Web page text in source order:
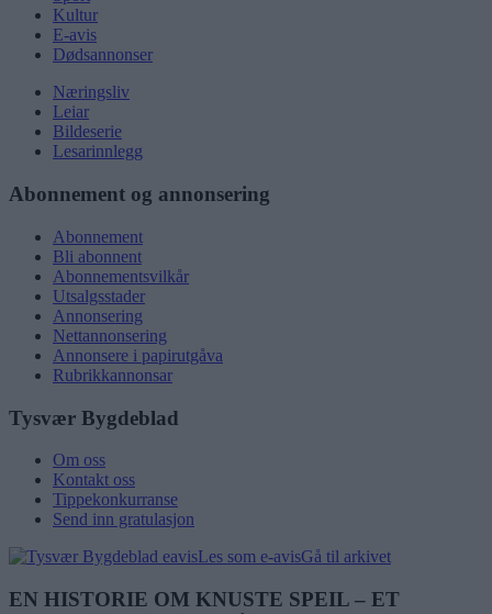
Kultur
E-avis
Dødsannonser
Næringsliv
Leiar
Bildeserie
Lesarinnlegg
Abonnement og annonsering
Abonnement
Bli abonnent
Abonnementsvilkår
Utsalgsstader
Annonsering
Nettannonsering
Annonsere i papirutgåva
Rubrikkannonsar
Tysvær Bygdeblad
Om oss
Kontakt oss
Tippekonkurranse
Send inn gratulasjon
Les som e-avisGå til arkivet
EN HISTORIE OM KNUSTE SPEIL – ET